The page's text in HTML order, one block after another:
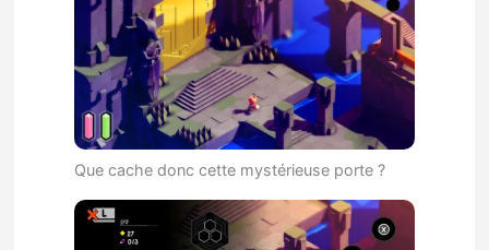
Que cache donc cette mystérieuse porte ?